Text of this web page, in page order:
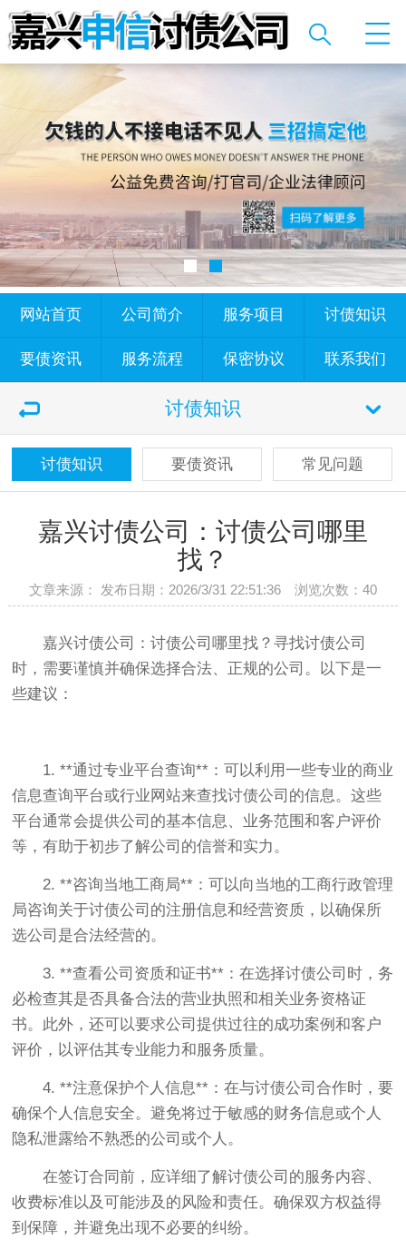
网站首页 公司简介 服务项目 讨债知识
要债资讯 服务流程 保密协议 联系我们
讨债知识
讨债知识 要债资讯 常见问题
嘉兴讨债公司：讨债公司哪里
找？
文章来源： 发布日期：2026/3/31 22:51:36 浏览次数： 40
嘉兴讨债公司：讨债公司哪里找？寻找讨债公司
时，需要谨慎并确保选择合法、正规的公司。以下是一
些建议：
1. **通过专业平台查询**：可以利用一些专业的商业
信息查询平台或行业网站来查找讨债公司的信息。这些
平台通常会提供公司的基本信息、业务范围和客户评价
等，有助于初步了解公司的信誉和实力。
2. **咨询当地工商局**：可以向当地的工商行政管理
局咨询关于讨债公司的注册信息和经营资质，以确保所
选公司是合法经营的。
3. **查看公司资质和证书**：在选择讨债公司时，务
必检查其是否具备合法的营业执照和相关业务资格证
书。此外，还可以要求公司提供过往的成功案例和客户
评价，以评估其专业能力和服务质量。
4. **注意保护个人信息**：在与讨债公司合作时，要
确保个人信息安全。避免将过于敏感的财务信息或个人
隐私泄露给不熟悉的公司或个人。
在签订合同前，应详细了解讨债公司的服务内容、
收费标准以及可能涉及的风险和责任。确保双方权益得
到保障，并避免出现不必要的纠纷。